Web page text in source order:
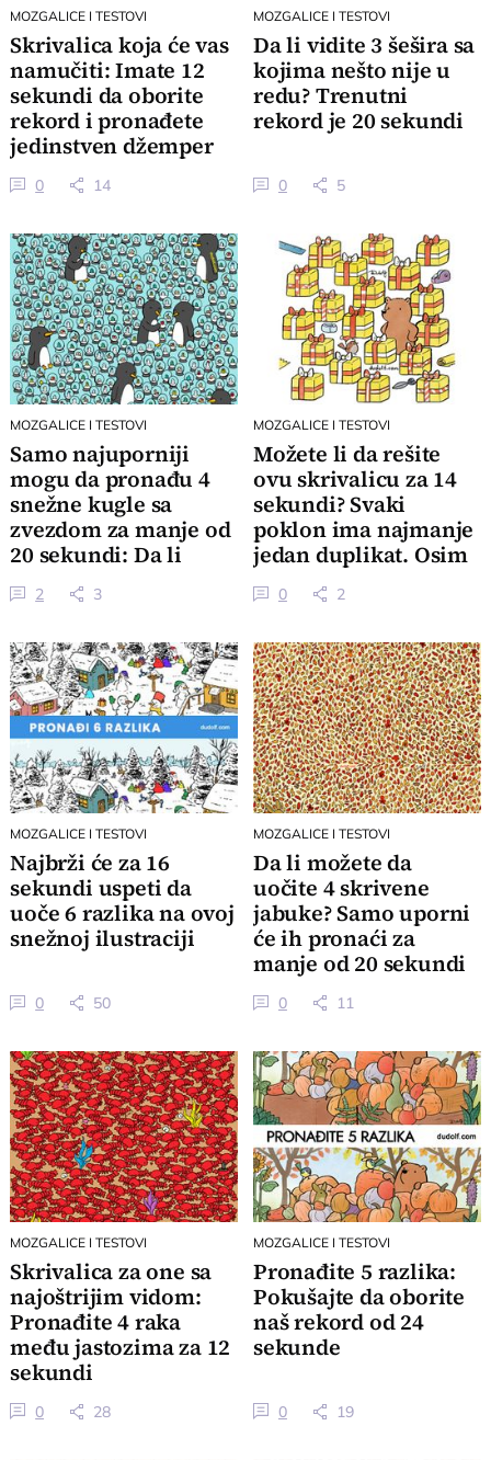
MOZGALICE I TESTOVI
Skrivalica koja će vas
namučiti: Imate 12
sekundi da oborite
rekord i pronađete
jedinstven džemper
0 14
MOZGALICE I TESTOVI
Da li vidite 3 šešira sa
kojima nešto nije u
redu? Trenutni
rekord je 20 sekundi
0 5
MOZGALICE I TESTOVI
Samo najuporniji
mogu da pronađu 4
snežne kugle sa
zvezdom za manje od
20 sekundi: Da li
pripadate u tih 2%?
2 3
MOZGALICE I TESTOVI
Možete li da rešite
ovu skrivalicu za 14
sekundi? Svaki
poklon ima najmanje
jedan duplikat. Osim
jednog
0 2
MOZGALICE I TESTOVI
Najbrži će za 16
sekundi uspeti da
uoče 6 razlika na ovoj
snežnoj ilustraciji
0 50
MOZGALICE I TESTOVI
Da li možete da
uočite 4 skrivene
jabuke? Samo uporni
će ih pronaći za
manje od 20 sekundi
0 11
MOZGALICE I TESTOVI
Skrivalica za one sa
najoštrijim vidom:
Pronađite 4 raka
među jastozima za 12
sekundi
0 28
MOZGALICE I TESTOVI
Pronađite 5 razlika:
Pokušajte da oborite
naš rekord od 24
sekunde
0 19